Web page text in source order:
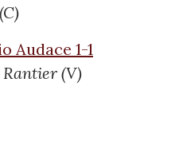
Audace 1-1
(V)